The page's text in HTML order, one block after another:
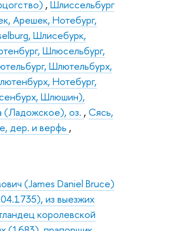
, Шлиссельбург
Арешек, Нотебург,
Шлисебурк,
Шлюсельбург,
Шлютельбурх,
Нотебург,
Шлюшин),
(Ладожское), оз. , Сясь,
дер. и верфь ,
(James Daniel Bruce)
из выезжих
королевской